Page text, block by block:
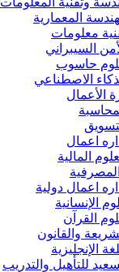
المعمارية
معلومات
السيبراني
حاسوب
الاصطناعي
الأعمال
اعمال
المالية
اعمال دولية
الإنسانية
القرآن
والقانون
الإنجليزية
للتأهيل والتدريب